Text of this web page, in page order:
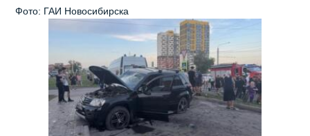
Фото: ГАИ Новосибирска